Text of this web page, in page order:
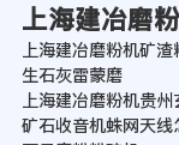
上海建冶磨
上海建冶磨粉机矿
生石灰雷蒙磨
上海建冶磨粉机贵州
矿石收音机蛛网天线